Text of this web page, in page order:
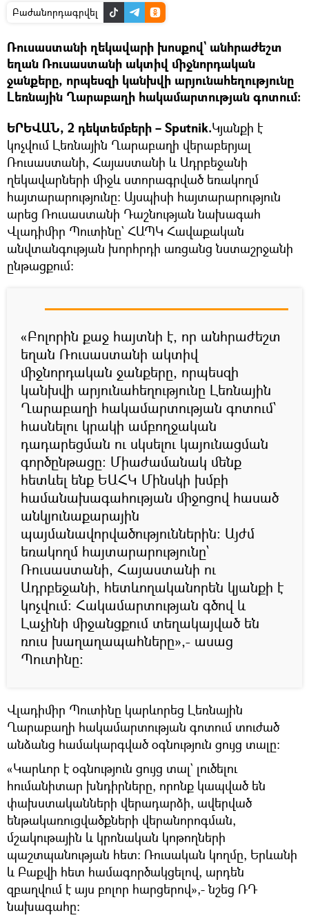
Բաժանորդագրվել
Ռուսաստանի ղեկավարի խոսքով` անհրաժեշտ
եղան Ռուսաստանի ակտիվ միջնորդական
ջանքերը, որպեսզի կանխվի արյունահեղությունը
Լեռնային Ղարաբաղի հակամարտության գոտում։
ԵՐԵՎԱՆ, 2 դեկտեմբերի – Sputnik.Կյանքի է
կոչվում Լեռնային Ղարաբաղի վերաբերյալ
Ռուսաստանի, Հայաստանի և Ադրբեջանի
ղեկավարների միջև ստորագրված եռակողմ
հայտարարությունը: Այսպիսի հայտարարություն
արեց Ռուսաստանի Դաշնության նախագահ
Վլադիմիր Պուտինը` ՀԱՊԿ Հավաքական
անվտանգության խորհրդի առցանց նստաշրջանի
ընթացքում։
«Բոլորին քաջ հայտնի է, որ անհրաժեշտ
եղան Ռուսաստանի ակտիվ
միջնորդական ջանքերը, որպեսզի
կանխվի արյունահեղությունը Լեռնային
Ղարաբաղի հակամարտության գոտում՝
հասնելու կրակի ամբողջական
դադարեցման ու սկսելու կայունացման
գործընթացը: Միաժամանակ մենք
հետևել ենք ԵԱՀԿ Մինսկի խմբի
համանախագահության միջոցով հասած
անկյունաքարային
պայմանավորվածություններին: Այժմ
եռակողմ հայտարարությունը`
Ռուսաստանի, Հայաստանի ու
Ադրբեջանի, հետևողականորեն կյանքի է
կոչվում: Հակամարտության գծով և
Լաչինի միջանցքում տեղակայված են
ռուս խաղաղապահները»,- ասաց
Պուտինը:
Վլադիմիր Պուտինը կարևորեց Լեռնային
Ղարաբաղի հակամարտության գոտում տուժած
անձանց համակարգված օգնություն ցույց տալը:
«Կարևոր է օգնություն ցույց տալ` լուծելու
հումանիտար խնդիրները, որոնք կապված են
փախստականների վերադարձի, ավերված
ենթակառուցվածքների վերանորոգման,
մշակութային և կրոնական կոթողների
պաշտպանության հետ: Ռուսական կողմը, Երևանի
և Բաքվի հետ համագործակցելով, արդեն
զբաղվում է այս բոլոր հարցերով»,- նշեց ՌԴ
նախագահը: